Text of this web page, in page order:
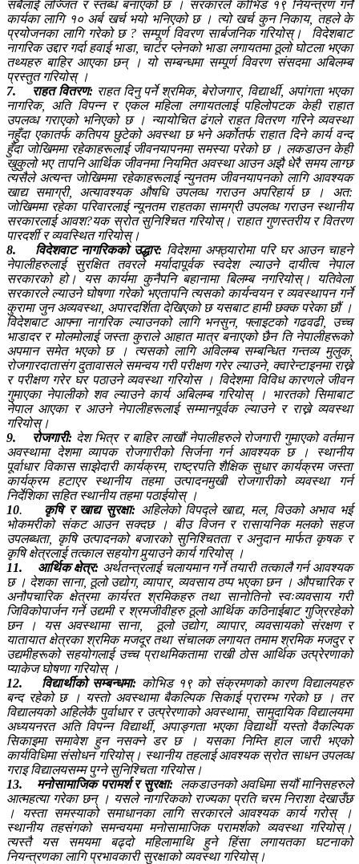
सबैलाई लज्जित र स्तब्ध बनाएको छ । सरकारले कोभिड १९ नियन्त्रण गर्ने
कार्यका लागि १० अर्ब खर्च भयो भनिएको छ । त्यो खर्च कुन निकाय, तहले के
प्रयोजनका लागि गरेको छ ? सम्पूर्ण विवरण सार्बजनिक गरियोस्। विदेशबाट
नागरिक उद्दार गर्दा हवाई भाडा, चार्टर प्लेनको भाडा लगायतमा ठूलो घोटला भएका
तथ्यहरु बाहिर आएका छन् । यो सम्बन्धमा सम्पूर्ण विवरण संसदमा अबिलम्ब
प्रस्तुत गरियोस् ।
7.
राहत वितरण:राहत दिनु पर्ने श्रमिक, बेरोजगार, विद्यार्थी, अपांगता भएका
नागरिक, अति विपन्न र एकल महिला लगायतलाई पहिलोपटक केही राहात
उपलव्ध गराएको भनिएको छ । न्यायोचित ढंगले राहत वितरण गरिने व्यवस्था
नहुँदा एकातर्फ कतिपय छुटेको अवस्था छ भने अर्कोतर्फ राहात दिने कार्य वन्द
हुँदा जोखिममा रहेकाहरूलाई जीवनयापनमा समस्या परेको छ । लकडाउन केही
खुकुलो भए तापनि आर्थिक जीवनमा नियमित अवस्था आउन अझै धेरै समय लाग्छ
त्यसैले अत्यन्त जोखिममा रहेकाहरूलाई न्युनतम जीवनयापनको लागि आवश्यक
खाद्य समाग्री, अत्यावश्यक औषधि उपलव्ध गराउन अपरिहार्य छ । अत:
जोखिममा रहेका परिवारलाई न्यूनतम राहतका सामग्री उपलव्ध गराउन स्थानीय
सरकारलाई आवश?यक स्रोत सुनिश्चित गरियोस्। राहात गुणस्तरीय र वितरण
पारदर्शी र व्यवस्थित गरियोस्।
8.
विदेशवाट नागरिकको उद्धार: विदेशमा अफ्ठ्यारोमा परि घर आउन चाहने
नेपालीहरुलाई सुरक्षित तवरले मर्यादापूर्वक स्वदेश ल्याउने दायीत्व नेपाल
सरकारको हो। यस कार्यमा कुनैपनि बहानामा बिलम्ब नगरियोस्। यतिवेला
सरकारले ल्याउने घोषणा गरेको भएतापनि त्यसको कार्यन्वयन र व्यवस्थापन गर्ने
कुरामा जुन अव्यवस्था, अपारदर्शिता देखिएको छ यसबाट हामी छक्क परेका छौं ।
विदेशबाट आफ्ना नागरिक ल्याउनको लागि भनसुन, फ्लाइटको गढवढी, उच्च
भाडादर र मोलमोलाई जस्ता कुराले आहात मात्र बनाएको छैन ति नेपालीहरूको
अपमान समेत भएको छ । त्यसको लागि अविलम्ब सम्बन्धित गन्तव्य मुलुक,
रोजगारदातासंग दुतावासले समन्वय गरी परीक्षण गरेर ल्याउने, क्वारेन्टाइनमा राख्ने
र परीक्षण गरेर घर पठाउने व्यवस्था गरियोस । विदेशमा विविध कारणले जीवन
गुमाएका नेपालीको शव ल्याउने कार्य अबिलम्ब गरियोस् । भारतको सिमाबाट
नेपाल आएका र आउने नेपालीहरूलाई सम्मानपूर्वक ल्याउने र राख्ने व्यवस्था
गरियोस्।
9.
रोजगारी: देश भित्र र बाहिर लाखौं नेपालीहरुले रोजगारी गुमाएको वर्तमान
अवस्थामा देशमा व्यापक रोजगारीको सिर्जना गर्न आवश्यक छ । स्थानीय
पूर्वाधार विकास साझेदारी कार्यक्रम, राष्ट्रपति शैक्षिक सुधार कार्यक्रम जस्ता
कार्यक्रम हटाएर स्थानीय तहमा उत्पादनमुखी रोजगारीको व्यवस्था गर्न
निर्देशिका सहित स्थानीय तहमा पठाईयोस् ।
10. कृषि र खाद्य सुरक्षा: अहिलेको विपद्ले खाद्य, मल, विउको अभाव भई
भोकमरीको संकट आउन सक्दछ । बीउ विजन र रासायनिक मलको सहज
उपलब्धता, कृषि उत्पादनको बजारको सुनिश्चितता र अनुदान मार्फत कृषक र
कृषि क्षेत्रलाई तत्काल सहयोग पुर्‍याउने कार्य गरियोस् ।
11.
आर्थिक क्षेत्र: अर्थतन्त्रलाई चलायमान गर्ने तयारी तत्कालै गर्न आवश्यक
छ । देशका साना, ठूलो उद्योग, व्यापार, व्यवसाय ठप्प भएका छन । औपचारिक र
अनौपचारिक क्षेत्रमा कार्यरत श्रमिकहरु तथा सानोतिनो स्वःव्यवसाय गरी
जिविकोपार्जन गर्ने उद्यमी र श्रमजीवीहरु ठूलो आर्थिक कठिनाईबाट गुज्रिरहेको
छन । यस अवस्थामा साना, ठूलो उद्योग, व्यापार, व्यवसायको संरक्षण र
यातायात क्षेत्रका श्रमिक मजदूर तथा संचालक लगायत तमाम श्रमिक मजदुर र
उद्यमीहरूको सहयोगलाई उच्च प्राथमिकतामा राखी ठोस आर्थिक उत्प्रेरणाको
प्याकेज घोषणा गरियोस् ।
12.
विद्यार्थीको सम्बन्धमा: कोभिड १९ को संक्रमणको कारण विद्यालयहरु
बन्द रहेको छ । यस्तो अवस्थामा बैकल्पिक सिकाई प्रारम्भ गरेको छ । तर
विद्यालयको अहिलेकै पुर्वाधार र उत्प्रेरणाको अवस्थामा, सामुदायिक विद्यालयमा
अध्ययनरत अति विपन्न विद्यार्थी, अपाङ्गता भएका विद्यार्थी यस्तो वैकल्पिक
सिकाइमा समावेश हुन नसक्ने डर छ । यसका निम्ति हाल जारी भएको
कार्यविधिमा संसोधन गरियोस्। स्थानीय तहलाई आवश्यक स्रोत साधन उपलव्ध
गराइ विद्यालयसम्म पुग्ने सुनिश्चिता गरियोस।
13.
मनोसामाजिक परामर्श र सुरक्षा:लकडाउनको अवधिमा सयौं मानिसहरुले
आत्महत्या गरेका छन् । यसले नागरिकको राज्यका प्रति चरम निराशा देखाउँछ
। यस्ता समस्याको समाधानका लागि सरकारले आवश्यक कार्य गरोस् ।
स्थानीय तहसंगको समन्वयमा मनोसामाजिक परामर्शको व्यवस्था गरियोस्।
त्यस्तै यस समयमा बढ्दो महिलामाथि हुने हिंसा लगायतका घटनाको
नियन्त्रणका लागि प्रभावकारी सुरक्षाको व्यवस्था गरियोस्।